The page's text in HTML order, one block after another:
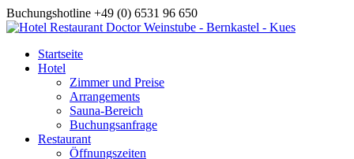
Buchungshotline +49 (0) 6531 96 650
Startseite
Hotel
Zimmer und Preise
Arrangements
Sauna-Bereich
Buchungsanfrage
Restaurant
Öffnungszeiten